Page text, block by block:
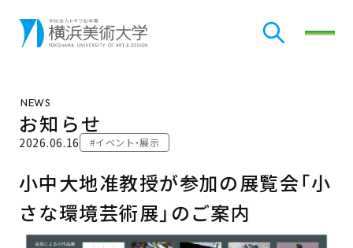
検索
NEWS
お知らせ
2026.06.16 #イベント・展示
小中大地准教授が参加の展覧会「小
さな環境芸術展」のご案内